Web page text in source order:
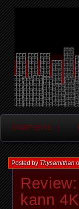
STARTSEITE . |
kann
Posted byThysamithan